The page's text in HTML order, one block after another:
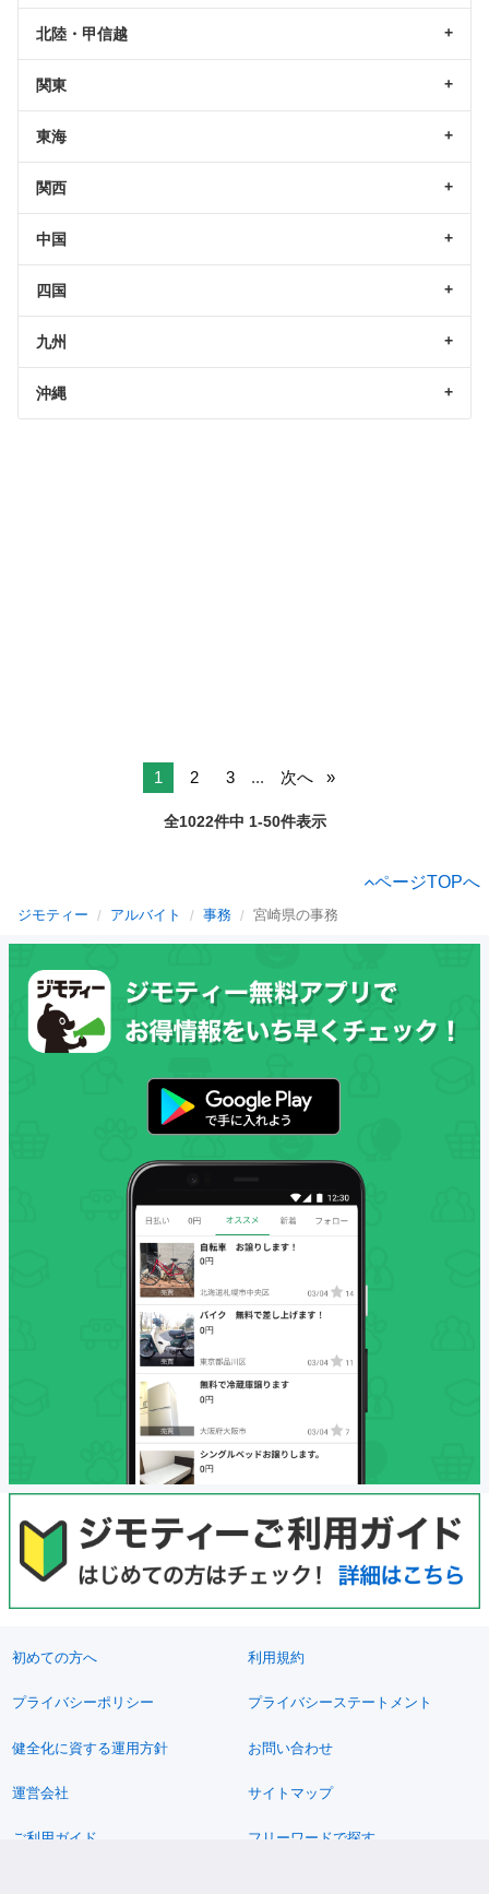
北陸・甲信越
関東
東海
関西
中国
四国
九州
沖縄
1 2 3 ... 次へ
全1022件中 1-50件表示
ページTOPへ
ジモティー アルバイト 事務 宮崎県の事務
初めての方へ 利用規約
プライバシーポリシー プライバシーステートメント
健全化に資する運用方針 お問い合わせ
運営会社 サイトマップ
ご利用ガイド フリーワードで探す